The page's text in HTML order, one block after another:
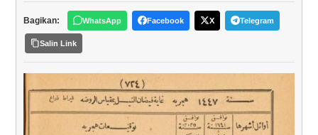
Bagikan: WhatsApp Facebook X Telegram
Salin Link